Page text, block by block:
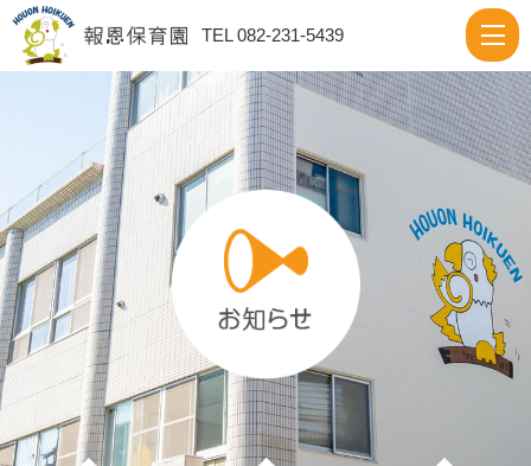
2026
|
報
恩
保
園
TEL 082-231-5439